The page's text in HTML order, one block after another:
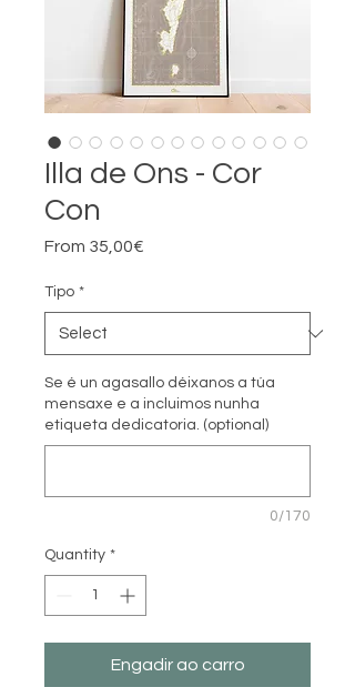
Illa de Ons - Cor
Con
From 35,00€
Tipo *
Se é un agasallo déixanos a túa
mensaxe e a incluimos nunha
etiqueta dedicatoria. (optional)
0/170
Quantity *
Engadir ao carro